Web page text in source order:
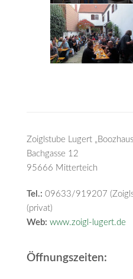
Zoiglstube Lugert
Bachgasse 12
95666 Mitterteich
Tel.: 09633/919207
(privat)
Web: www.zoigl-lugert.de
Öffnungszeiten: